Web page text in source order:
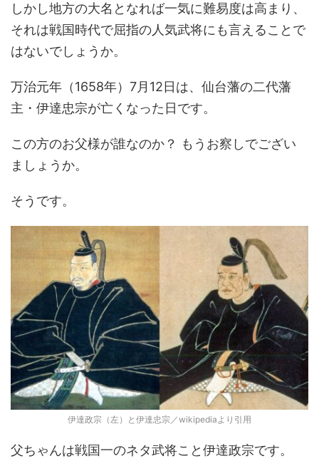
しかし地方の大名となれば一気に難易度は高まり、
それは戦国時代で屈指の人気武将にも言えることで
はないでしょうか。
万治元年（1658年）7月12日は、仙台藩の二代藩
主・伊達忠宗が亡くなった日です。
この方のお父様が誰なのか？ もうお察しでござい
ましょうか。
そうです。
伊達政宗（左）と伊達忠宗／wikipediaより引用
父ちゃんは戦国一のネタ武将こと伊達政宗です。